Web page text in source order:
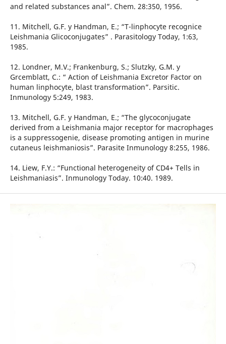
and related substances anal”. Chem. 28:350, 1956.
11. Mitchell, G.F. y Handman, E.; “T-linphocyte recognice
Leishmania Glicoconjugates” . Parasitology Today, 1:63,
1985.
12. Londner, M.V.; Frankenburg, S.; Slutzky, G.M. y
Grcemblatt, C.: “ Action of Leishmania Excretor Factor on
human linphocyte, blast transformation”. Parsitic.
Inmunology 5:249, 1983.
13. Mitchell, G.F. y Handman, E.; “The glycoconjugate
derived from a Leishmania major receptor for macrophages
is a suppressogenie, disease promoting antigen in murine
cutaneus leishmaniosis”. Parasite Inmunology 8:255, 1986.
14. Liew, F.Y.: “Functional heterogeneity of CD4+ Tells in
Leishmaniasis”. Inmunology Today. 10:40. 1989.